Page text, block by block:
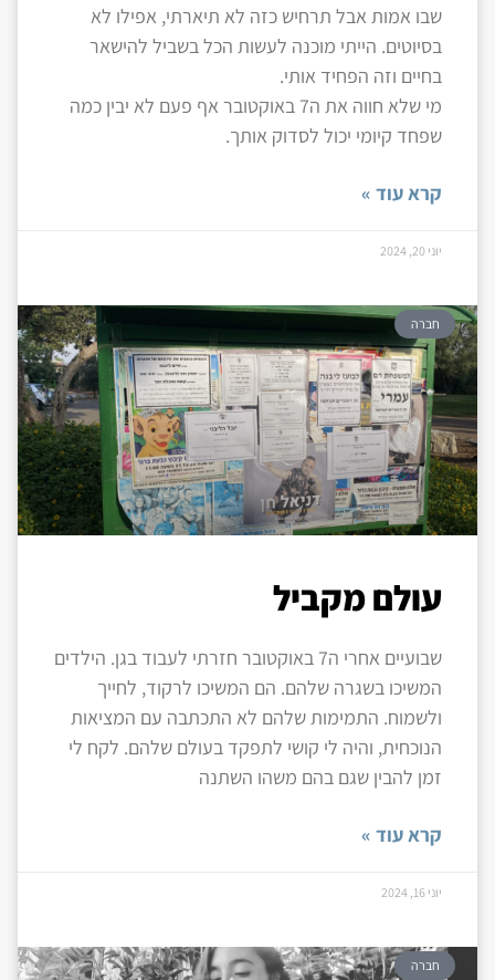
שבו אמות אבל תרחיש כזה לא תיארתי, אפילו לא
בסיוטים. הייתי מוכנה לעשות הכל בשביל להישאר
בחיים וזה הפחיד אותי.
מי שלא חווה את ה7 באוקטובר אף פעם לא יבין כמה
שפחד קיומי יכול לסדוק אותך.
קרא עוד »
יוני 20, 2024
חברה
עולם מקביל
שבועיים אחרי ה7 באוקטובר חזרתי לעבוד בגן. הילדים
המשיכו בשגרה שלהם. הם המשיכו לרקוד, לחייך
ולשמוח. התמימות שלהם לא התכתבה עם המציאות
הנוכחית, והיה לי קושי לתפקד בעולם שלהם. לקח לי
זמן להבין שגם בהם משהו השתנה
קרא עוד »
יוני 16, 2024
חברה